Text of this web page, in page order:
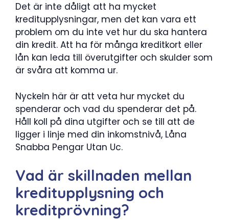
Det är inte dåligt att ha mycket
kreditupplysningar, men det kan vara ett
problem om du inte vet hur du ska hantera
din kredit. Att ha för många kreditkort eller
lån kan leda till överutgifter och skulder som
är svåra att komma ur.
Nyckeln här är att veta hur mycket du
spenderar och vad du spenderar det på.
Håll koll på dina utgifter och se till att de
ligger i linje med din inkomstnivå, Låna
Snabba Pengar Utan Uc.
Vad är skillnaden mellan
kreditupplysning och
kreditprövning?